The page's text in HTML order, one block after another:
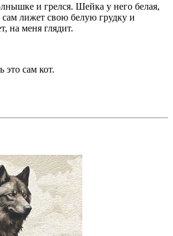
и грелся. Шейка у него белая,
лижет свою белую грудку и
на меня глядит.
сам кот.